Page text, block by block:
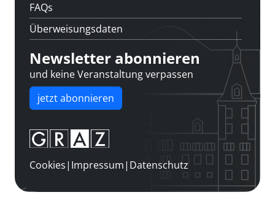
FAQs
Überweisungsdaten
Newsletter abonnieren
und keine Veranstaltung verpassen
jetzt abonnieren
Cookies| Impressum| Datenschutz